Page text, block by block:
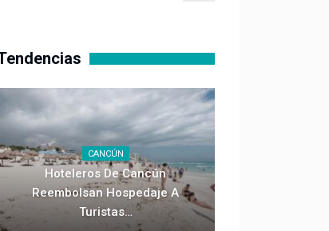
CANCÚN
Hoteleros De Cancún
Reembolsan Hospedaje A
Turistas…